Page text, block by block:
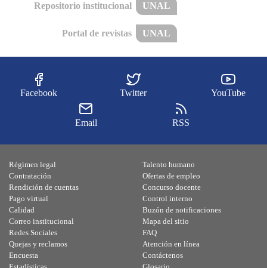
Repositorio institucional UNAL
Portal de revistas UNAL
Facebook Twitter YouTube
Email RSS
Régimen legal
Contratación
Rendición de cuentas
Pago virtual
Calidad
Talento humano
Ofertas de empleo
Concurso docente
Control interno
Buzón de notificaciones
Correo institucional
Redes Sociales
Quejas y reclamos
Encuesta
Mapa del sitio
FAQ
Atención en línea
Contáctenos